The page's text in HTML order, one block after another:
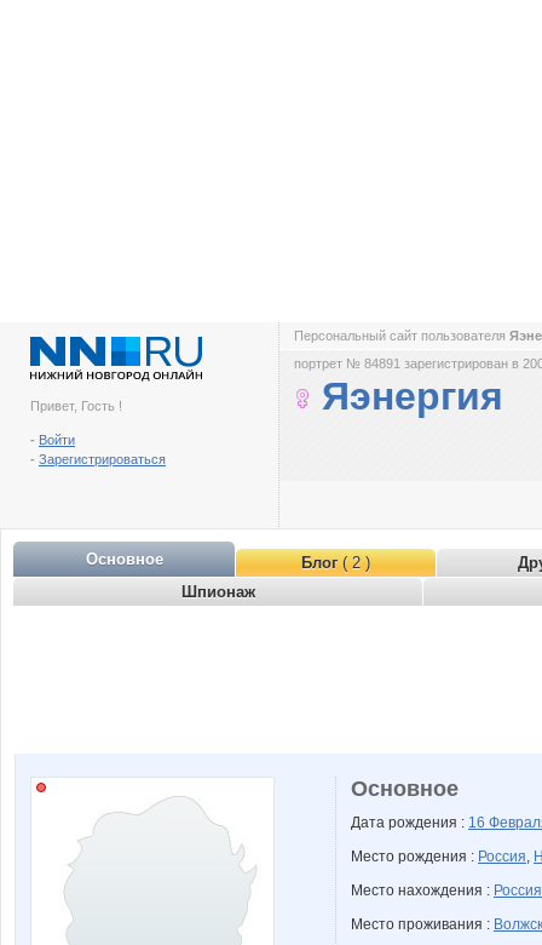
Привет, Гость !
- Войти
- Зарегистрироваться
Персональный сайт пользователя
портрет № 84891 зарегистрирован в
Яэнергия
Основное Блог( 2 )
Шпионаж
Основное
Дата рождения : 16
Место рождения : Россия,
Место нахождения : Россия
Место проживания :